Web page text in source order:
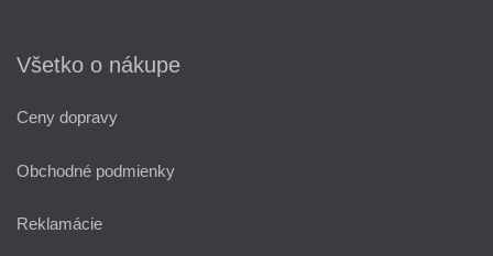
Všetko o nákupe
Ceny dopravy
Obchodné podmienky
Reklamácie